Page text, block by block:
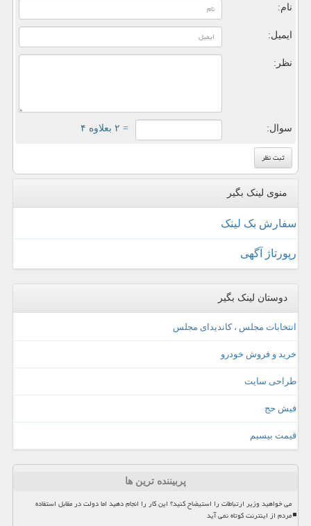
نام:
ایمیل:
نظر:
سوال: = ۲ بعلاوه ۴
منوی لینک بگیر
سفارش بک لینک
رپورتاژ آگهی
دوستان لینک بگیر
انتخابات مجلس ، کاندیدای مجلس
خرید و فروش خودرو
طراحی سایت
فیش حج
قیمت بیسیم
پربیننده ترین ها
می خواهید وزیر ارتباطات را استیضاح کنید؟ این کار را انجام دهید اما دولت در مقابل استفاده
مردم از اینترنت کوتاه نمی آید